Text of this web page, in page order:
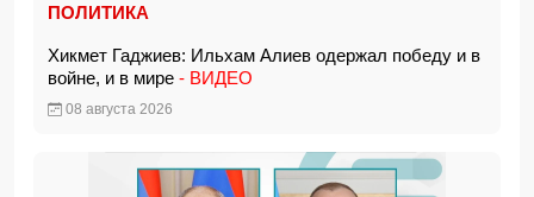
ПОЛИТИКА
Хикмет Гаджиев: Ильхам Алиев одержал победу и в
войне, и в мире - ВИДЕО
08 августа 2026